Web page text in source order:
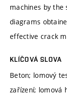
machines by the
diagrams
effective crack
KLÍČOVÁ SLOVA
Beton; lomový
zařízení; lomová